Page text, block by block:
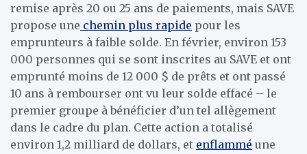
remise après 20 ou 25 ans de paiements, mais SAVE
propose une chemin plus rapide pour les
emprunteurs à faible solde. En février, environ 153
000 personnes qui se sont inscrites au SAVE et ont
emprunté moins de 12 000 $ de prêts et ont passé
10 ans à rembourser ont vu leur solde effacé – le
premier groupe à bénéficier d’un tel allègement
dans le cadre du plan. Cette action a totalisé
environ 1,2 milliard de dollars, et enflammé une